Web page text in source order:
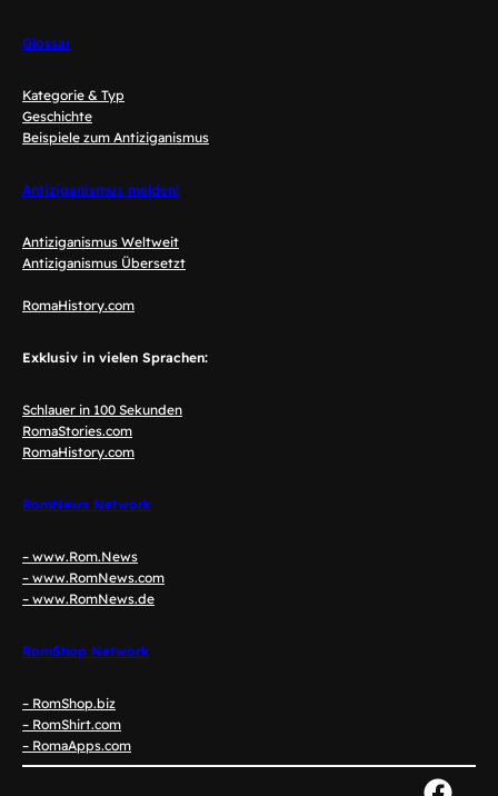
Glossar
Kategorie & Typ
Geschichte
Beispiele zum Antiziganismus
Antiziganismus melden!
Antiziganismus Weltweit
Antiziganismus Übersetzt
RomaHistory.com
Exklusiv in vielen Sprachen:
Schlauer in 100 Sekunden
RomaStories.com
RomaHistory.com
RomNews Network
– www.Rom.News
– www.RomNews.com
– www.RomNews.de
RomShop Network
– RomShop.biz
– RomShirt.com
– RomaApps.com